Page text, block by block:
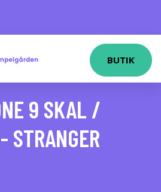
BUTIK
9 SKAL /
STRANGER